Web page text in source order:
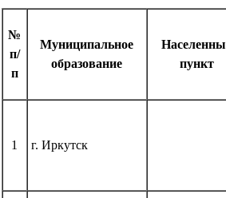
№
п/
п
Муниципальное
образование
пункт
1 г. Иркутск